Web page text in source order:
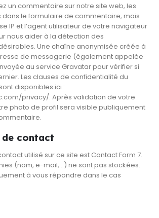
un commentaire sur notre site web, les
dans le formulaire de commentaire, mais
IP et l’agent utilisateur de votre navigateur
nous aider à la détection des
Une chaîne anonymisée créée à
de messagerie (également appelée
au service Gravatar pour vérifier si
Les clauses de confidentialité du
disponibles ici :
privacy/. Après validation de votre
photo de profil sera visible publiquement
de contact
utilisé sur ce site est Contact Form 7.
(nom, e-mail,…) ne sont pas stockées.
à vous répondre dans le cas